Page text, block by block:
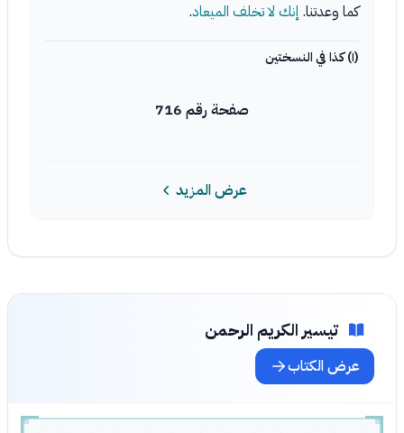
كما وعدتنا. إنك لا تخلف الميعاد.
(١) كذا في النسختين
صفحة رقم 716
عرض المزيد
تيسير الكريم الرحمن
عرض الكتاب